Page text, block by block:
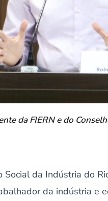
da FIERN e do
Social da Indústria do
da indústria e